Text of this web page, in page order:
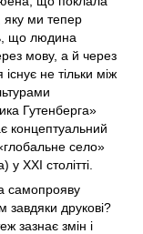
яку ми тепер
що людина
мову, а й через
не тільки між
Гутенберга»
концептуальний
село»
XXI столітті.
самопрояву
завдяки друкові?
зазнає змін і